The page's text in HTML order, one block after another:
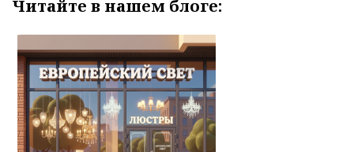
Читайте в нашем блоге: